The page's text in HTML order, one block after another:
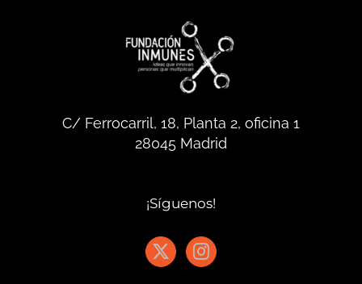
C/ Ferrocarril, 18, Planta 2, oficina 1
28045 Madrid
¡Síguenos!